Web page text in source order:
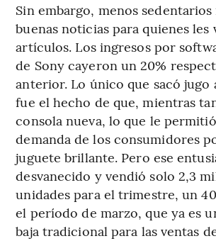
Sin embargo, menos
buenas noticias para quienes les
artículos. Los ingresos por
de Sony cayeron un 20%
anterior. Lo único que sacó jugo
fue el hecho de que, mientras
consola nueva, lo que le
demanda de los consumidores
juguete brillante. Pero ese
desvanecido y vendió solo 2,3
unidades para el trimestre, un
el período de marzo, que ya es
baja tradicional para las ventas